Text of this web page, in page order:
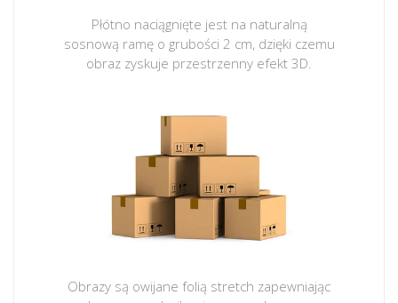
Płótno naciągnięte jest na naturalną
sosnową ramę o grubości 2 cm, dzięki czemu
obraz zyskuje przestrzenny efekt 3D.
Obrazy są owijane folią stretch zapewniając